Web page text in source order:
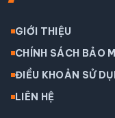
GIỚI THIỆU
CHÍNH SÁCH BẢO
ĐIỀU KHOẢN SỬ
LIÊN HỆ